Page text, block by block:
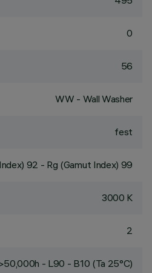
0
56
WW - Wall Washer
fest
92 - Rg (Gamut Index) 99
3000 K
2
- L90 - B10 (Ta 25°C)